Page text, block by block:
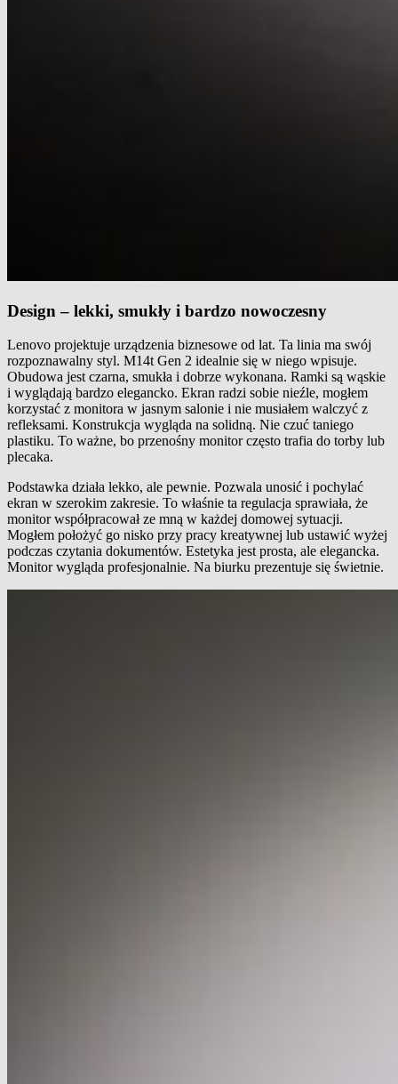
Design – lekki, smukły i bardzo nowoczesny
Lenovo projektuje urządzenia biznesowe od lat. Ta linia ma swój
rozpoznawalny styl. M14t Gen 2 idealnie się w niego wpisuje.
Obudowa jest czarna, smukła i dobrze wykonana. Ramki są wąskie
i wyglądają bardzo elegancko. Ekran radzi sobie nieźle, mogłem
korzystać z monitora w jasnym salonie i nie musiałem walczyć z
refleksami. Konstrukcja wygląda na solidną. Nie czuć taniego
plastiku. To ważne, bo przenośny monitor często trafia do torby lub
plecaka.
Podstawka działa lekko, ale pewnie. Pozwala unosić i pochylać
ekran w szerokim zakresie. To właśnie ta regulacja sprawiała, że
monitor współpracował ze mną w każdej domowej sytuacji.
Mogłem położyć go nisko przy pracy kreatywnej lub ustawić wyżej
podczas czytania dokumentów. Estetyka jest prosta, ale elegancka.
Monitor wygląda profesjonalnie. Na biurku prezentuje się świetnie.